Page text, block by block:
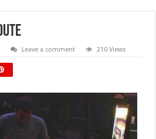
Leave a comment 210 Views